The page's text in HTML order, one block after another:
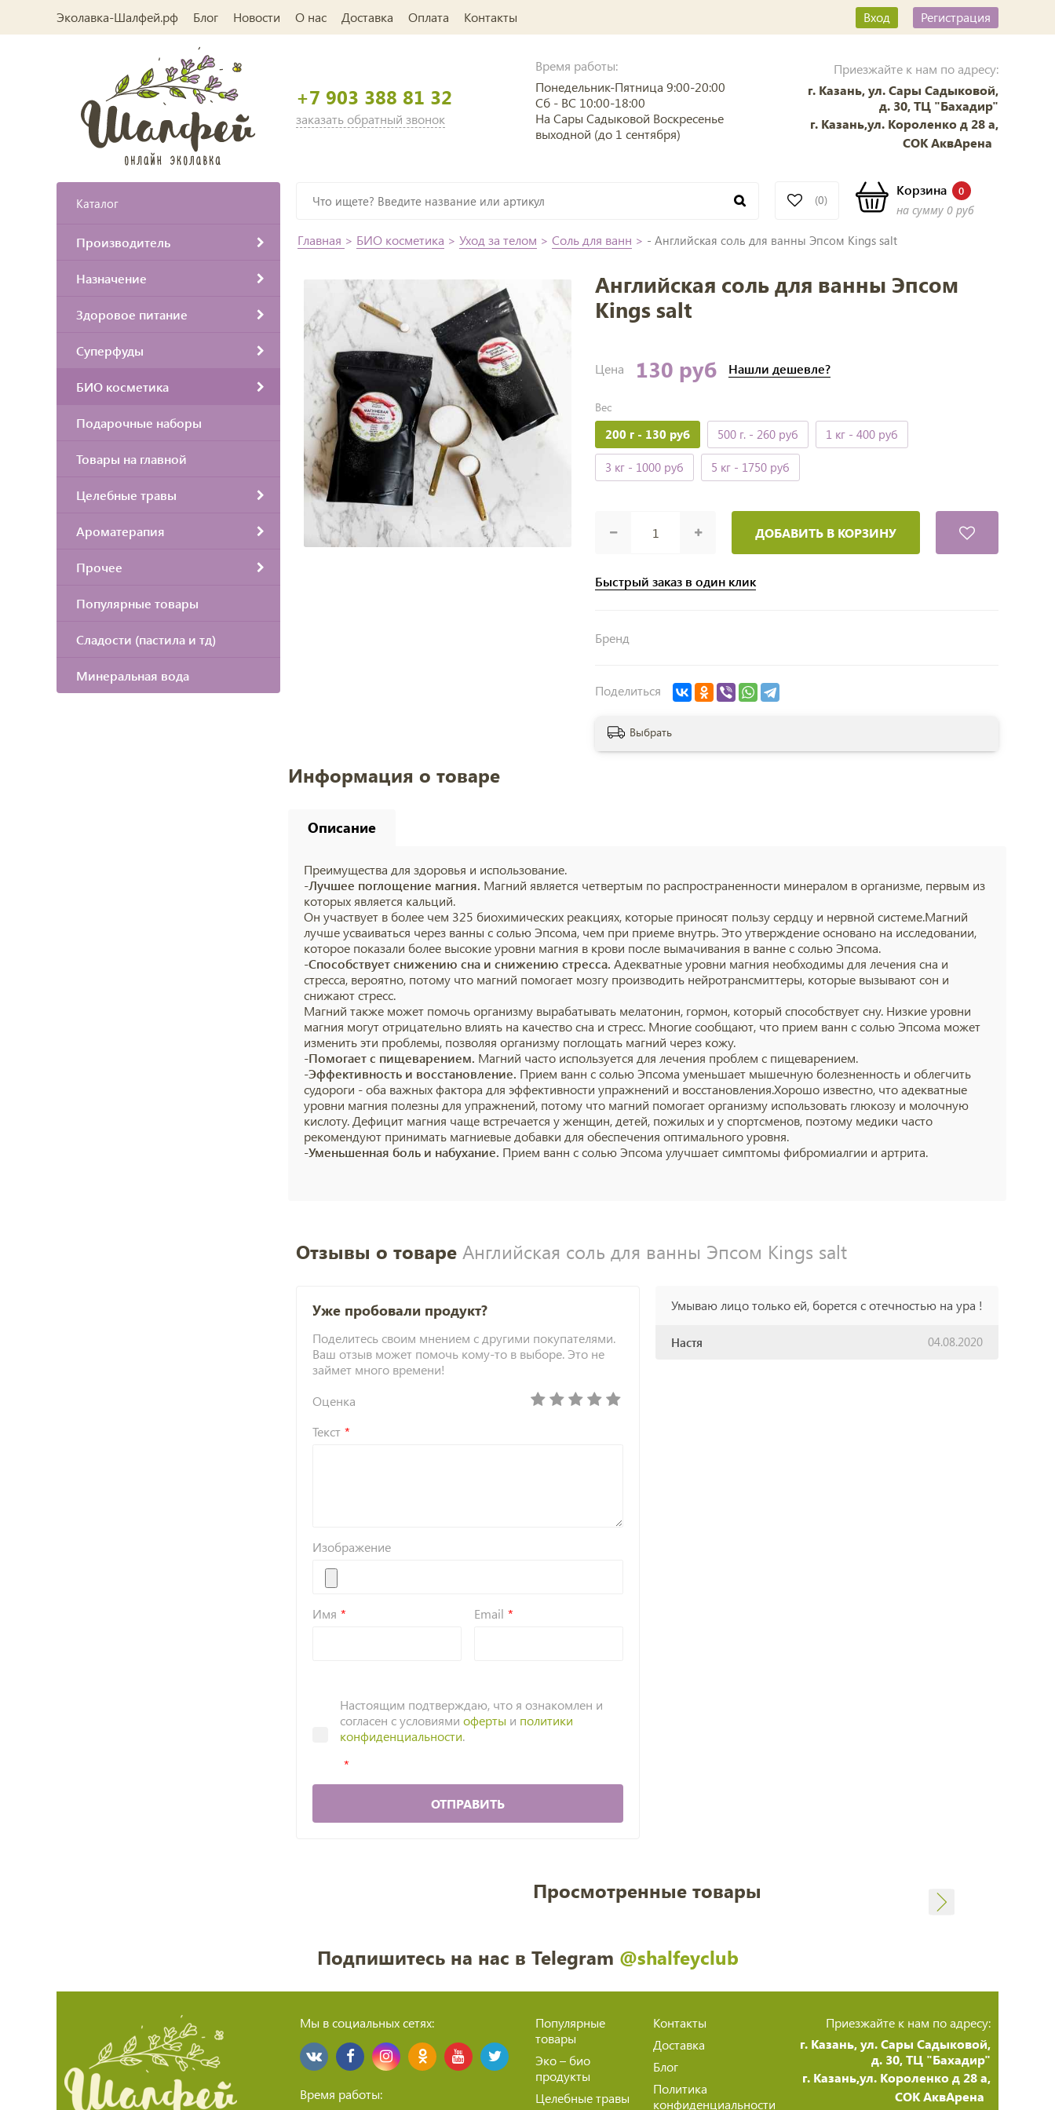
Эколавка-Шалфей.рф Блог Новости О нас Доставка Оплата Контакты Вход Регистрация
+7 903 388 81 32
заказать обратный звонок
Время работы:
Понедельник-Пятница 9:00-20:00
Сб - ВС 10:00-18:00
На Сары Садыковой Воскресенье
выходной (до 1 сентября)
Приезжайте к нам по адресу:
г. Казань, ул. Сары Садыковой,
д. 30, ТЦ "Бахадир"
г. Казань,ул. Короленко д 28 а,
СОК АквАрена
(0)
Корзина 0
на сумму 0 руб
Каталог
Производитель
Назначение
Здоровое питание
Суперфуды
БИО косметика
Подарочные наборы
Товары на главной
Целебные травы
Ароматерапия
Прочее
Популярные товары
Сладости (пастила и тд)
Минеральная вода
Главная > БИО косметика > Уход за телом > Соль для ванн > - Английская соль для ванны Эпсом Kings salt
Английская соль для ванны Эпсом
Kings salt
Цена 130 руб Нашли дешевле?
Вес
200 г - 130 руб 500 г. - 260 руб 1 кг - 400 руб
3 кг - 1000 руб 5 кг - 1750 руб
ДОБАВИТЬ В КОРЗИНУ
Быстрый заказ в один клик
Бренд
Поделиться
Выбрать
Информация о товаре
Описание
Преимущества для здоровья и использование.
-Лучшее поглощение магния. Магний является четвертым по распространенности минералом в организме, первым из
которых является кальций.
Он участвует в более чем 325 биохимических реакциях, которые приносят пользу сердцу и нервной системе.Магний
лучше усваиваться через ванны с солью Эпсома, чем при приеме внутрь. Это утверждение основано на исследовании,
которое показали более высокие уровни магния в крови после вымачивания в ванне с солью Эпсома.
-Способствует снижению сна и снижению стресса. Адекватные уровни магния необходимы для лечения сна и
стресса, вероятно, потому что магний помогает мозгу производить нейротрансмиттеры, которые вызывают сон и
снижают стресс.
Магний также может помочь организму вырабатывать мелатонин, гормон, который способствует сну. Низкие уровни
магния могут отрицательно влиять на качество сна и стресс. Многие сообщают, что прием ванн с солью Эпсома может
изменить эти проблемы, позволяя организму поглощать магний через кожу.
-Помогает с пищеварением. Магний часто используется для лечения проблем с пищеварением.
-Эффективность и восстановление. Прием ванн с солью Эпсома уменьшает мышечную болезненность и облегчить
судороги - оба важных фактора для эффективности упражнений и восстановления.Хорошо известно, что адекватные
уровни магния полезны для упражнений, потому что магний помогает организму использовать глюкозу и молочную
кислоту. Дефицит магния чаще встречается у женщин, детей, пожилых и у спортсменов, поэтому медики часто
рекомендуют принимать магниевые добавки для обеспечения оптимального уровня.
-Уменьшенная боль и набухание. Прием ванн с солью Эпсома улучшает симптомы фибромиалгии и артрита.
Отзывы о товаре Английская соль для ванны Эпсом Kings salt
Уже пробовали продукт?
Поделитесь своим мнением с другими покупателями.
Ваш отзыв может помочь кому-то в выборе. Это не
займет много времени!
Оценка
Текст
Изображение
Имя Email
Настоящим подтверждаю, что я ознакомлен и
согласен с условиями оферты и политики
конфиденциальности.
ОТПРАВИТЬ
Умываю лицо только ей, борется с отечностью на ура !
Настя 04.08.2020
Просмотренные товары
Подпишитесь на нас в Telegram @shalfeyclub
Мы в социальных сетях:
Время работы:
Популярные
товары
Эко – био
продукты
Целебные травы
Контакты
Доставка
Блог
Политика
конфиденциальности
Приезжайте к нам по адресу:
г. Казань, ул. Сары Садыковой,
д. 30, ТЦ "Бахадир"
г. Казань,ул. Короленко д 28 а,
СОК АквАрена